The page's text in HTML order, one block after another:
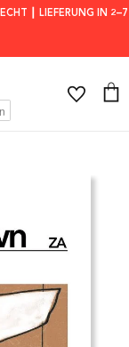
┃ LIEFERUNG IN 2–7